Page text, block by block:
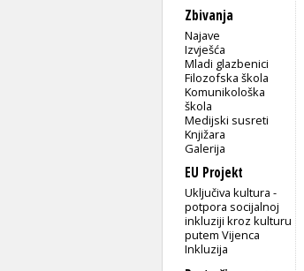
Zbivanja
Najave
Izvješća
Mladi glazbenici
Filozofska škola
Komunikološka
škola
Medijski susreti
Knjižara
Galerija
EU Projekt
Uključiva kultura -
potpora socijalnoj
inkluziji kroz kulturu
putem Vijenca
Inkluzija